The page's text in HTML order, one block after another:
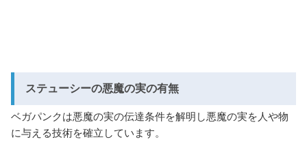
ステューシーの悪魔の実の有無
ベガパンクは悪魔の実の伝達条件を解明し悪魔の実を人や物
に与える技術を確立しています。